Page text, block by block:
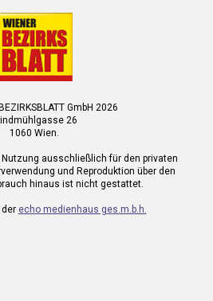
GmbH 2026
26
1060 Wien.
ausschließlich für den privaten
und Reproduktion über den
hinaus ist nicht gestattet.
der echo medienhaus ges.m.b.h.